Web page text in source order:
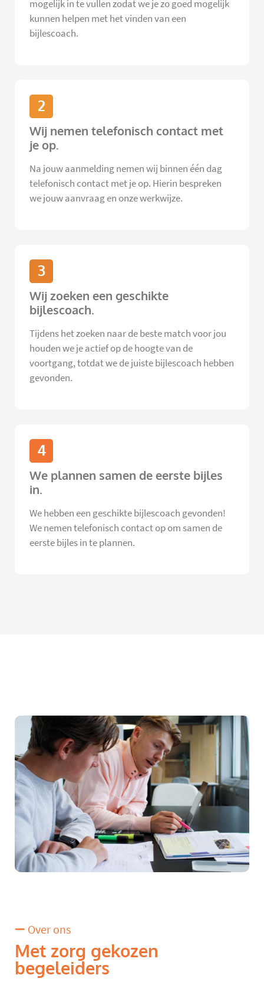
mogelijk in te vullen zodat we je zo goed mogelijk
kunnen helpen met het vinden van een
bijlescoach.
2
Wij nemen telefonisch contact met
je op.
Na jouw aanmelding nemen wij binnen één dag
telefonisch contact met je op. Hierin bespreken
we jouw aanvraag en onze werkwijze.
3
Wij zoeken een geschikte
bijlescoach.
Tijdens het zoeken naar de beste match voor jou
houden we je actief op de hoogte van de
voortgang, totdat we de juiste bijlescoach hebben
gevonden.
4
We plannen samen de eerste bijles
in.
We hebben een geschikte bijlescoach gevonden!
We nemen telefonisch contact op om samen de
eerste bijles in te plannen.
Over ons
Met zorg gekozen
begeleiders